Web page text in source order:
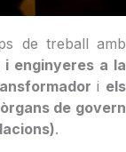
de treball amb
i enginyeres a la
i els
de govern
.